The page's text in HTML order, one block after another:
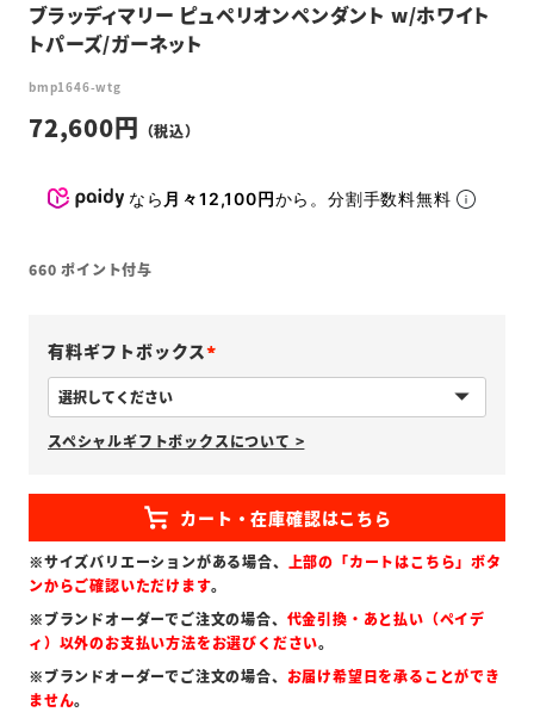
ブラッディマリー ピュペリオンペンダント w/ホワイト
トパーズ/ガーネット
bmp1646-wtg
72,600
なら 月々12,100円から。分割手数料無料
660 ポイント付与
有料ギフトボックス
必
須
)
スペシャルギフトボックスについて >
※サイズバリエーションがある場合、 上部の「カートはこちら」ボタ
ンからご確認いただけます。
※ブランドオーダーでご注文の場合、 代金引換・あと払い（ペイデ
ィ）以外のお支払い方法をお選びください。
※ブランドオーダーでご注文の場合、 お届け希望日を承ることができ
ません。